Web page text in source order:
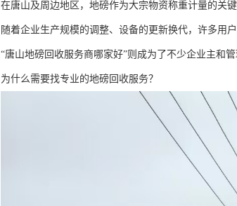
在唐山及周边地区，地磅作为大宗物资称重计量的关
随着企业生产规模的调整、设备的更新换代，许多
“唐山地磅回收服务商哪家好”则成为了不少企业主和管
为什么需要找专业的地磅回收服务？